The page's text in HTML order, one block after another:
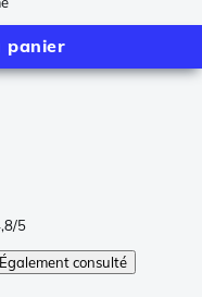
panier
5
Également consulté